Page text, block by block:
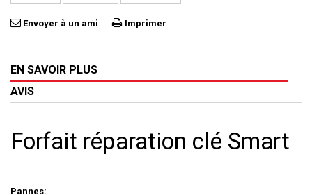
Envoyer à un ami Imprimer
EN SAVOIR PLUS
AVIS
Forfait réparation clé Smart
Pannes: